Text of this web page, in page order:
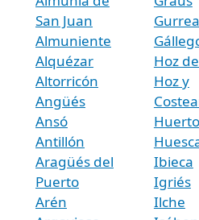
San Juan
Almuniente
Alquézar
Altorricón
Angüés
Ansó
Antillón
Aragüés del
Puerto
Arén
Hoz
Hoz y
Huerto
Ibieca
Igriés
Ilche